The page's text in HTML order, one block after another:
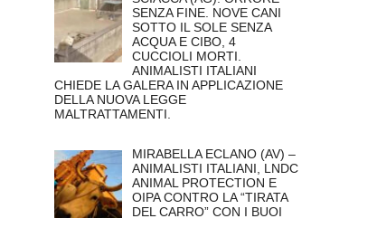
SENZA FINE. NOVE CANI
SOTTO IL SOLE SENZA
ACQUA E CIBO, 4
CUCCIOLI MORTI.
ANIMALISTI ITALIANI
CHIEDE LA GALERA IN APPLICAZIONE
DELLA NUOVA LEGGE
MALTRATTAMENTI.
MIRABELLA ECLANO (AV) –
ANIMALISTI ITALIANI, LNDC
ANIMAL PROTECTION E
OIPA CONTRO LA “TIRATA
DEL CARRO” CON I BUOI